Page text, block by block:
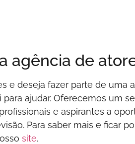
agência de
e deseja fazer parte de uma
para ajudar. Oferecemos um
e aspirantes a
Para saber mais e ficar
site.